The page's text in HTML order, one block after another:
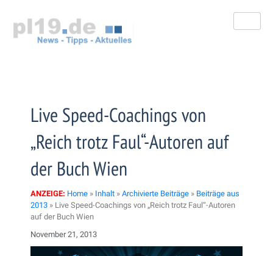
springen
Live Speed-Coachings von
„Reich trotz Faul“-Autoren auf
der Buch Wien
ANZEIGE: Home » Inhalt » Archivierte Beiträge » Beiträge aus
2013 » Live Speed-Coachings von „Reich trotz Faul“-Autoren
auf der Buch Wien
November 21, 2013